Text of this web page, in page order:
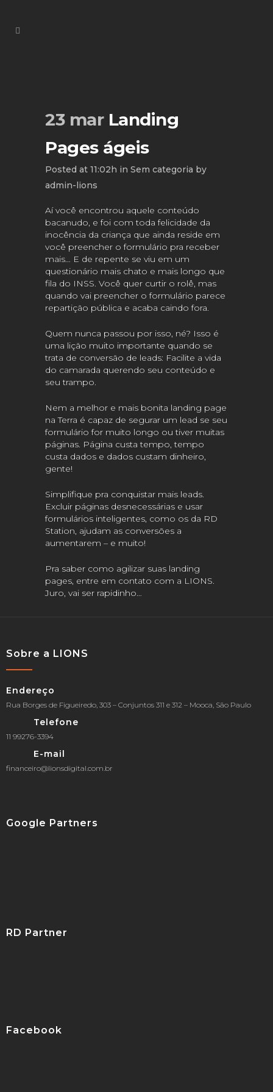
23 marLanding
Pages ágeis
Posted at 11:02h in Sem categoria by
admin-lions
Aí você encontrou aquele conteúdo
bacanudo, e foi com toda felicidade da
inocência da criança que ainda reside em
você preencher o formulário pra receber
mais… E de repente se viu em um
questionário mais chato e mais longo que
fila do INSS. Você quer curtir o rolê, mas
quando vai preencher o formulário parece
repartição pública e acaba caindo fora.
Quem nunca passou por isso, né? Isso é
uma lição muito importante quando se
trata de conversão de leads: Facilite a vida
do camarada querendo seu conteúdo e
seu trampo.
Nem a melhor e mais bonita landing page
na Terra é capaz de segurar um lead se seu
formulário for muito longo ou tiver muitas
páginas. Página custa tempo, tempo
custa dados e dados custam dinheiro,
gente!
Simplifique pra conquistar mais leads.
Excluir páginas desnecessárias e usar
formulários inteligentes, como os da RD
Station, ajudam as conversões a
aumentarem – e muito!
Pra saber como agilizar suas landing
pages, entre em contato com a LIONS.
Juro, vai ser rapidinho…
Sobre a LIONS
Endereço
Rua Borges de Figueiredo, 303 – Conjuntos 311 e 312 – Mooca, São Paulo
Telefone
11 99276-3394
E-mail
financeiro@lionsdigital.com.br
Google Partners
RD Partner
Facebook